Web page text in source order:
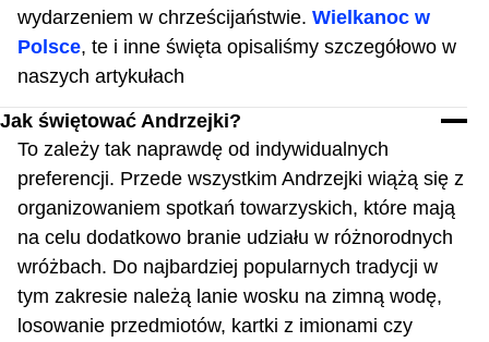
wydarzeniem w chrześcijaństwie. Wielkanoc w
Polsce, te i inne święta opisaliśmy szczegółowo w
naszych artykułach
Jak świętować Andrzejki?
To zależy tak naprawdę od indywidualnych
preferencji. Przede wszystkim Andrzejki wiążą się z
organizowaniem spotkań towarzyskich, które mają
na celu dodatkowo branie udziału w różnorodnych
wróżbach. Do najbardziej popularnych tradycji w
tym zakresie należą lanie wosku na zimną wodę,
losowanie przedmiotów, kartki z imionami czy